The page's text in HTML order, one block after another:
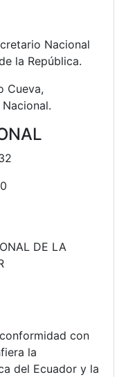
Nacional
la República.
Cueva,
DE LA
con
la
del Ecuador y la